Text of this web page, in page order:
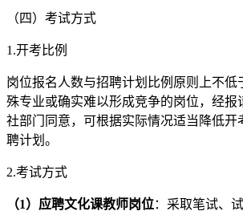
（四）考试方式
1.开考比例
岗位报名人数与招聘计划比例原则上不低
殊专业或确实难以形成竞争的岗位，经报
社部门同意，可根据实际情况适当降低开
聘计划。
2.考试方式
（1） 应聘文化课教师岗位：采取笔试、